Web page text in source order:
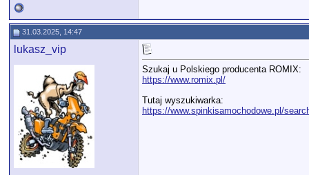
31.03.2025, 14:47
lukasz_vip
Szukaj u Polskiego producenta ROMIX:
https://www.romix.pl/
Tutaj wyszukiwarka:
https://www.spinkisamochodowe.pl/